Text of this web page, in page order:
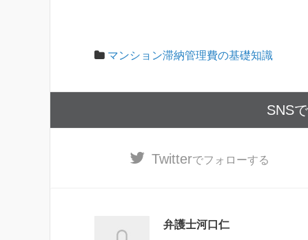
マンション滞納管理費の基礎知識
SNS
Twitterでフォローする
弁護士河口仁